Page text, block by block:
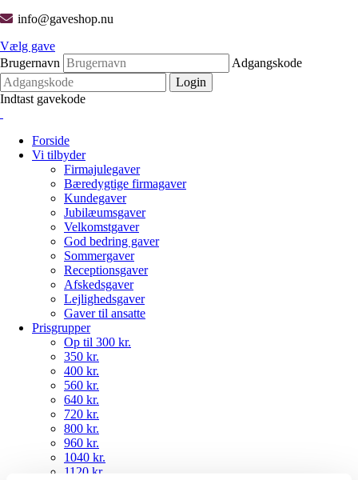
info@gaveshop.nu
Vælg gave
Brugernavn
Adgangskode
Login
Indtast gavekode
Forside
Vi tilbyder
Firmajulegaver
Bæredygtige firmagaver
Kundegaver
Jubilæumsgaver
Velkomstgaver
God bedring gaver
Sommergaver
Receptionsgaver
Afskedsgaver
Lejlighedsgaver
Gaver til ansatte
Prisgrupper
Op til 300 kr.
350 kr.
400 kr.
560 kr.
640 kr.
720 kr.
800 kr.
960 kr.
1040 kr.
1120 kr.